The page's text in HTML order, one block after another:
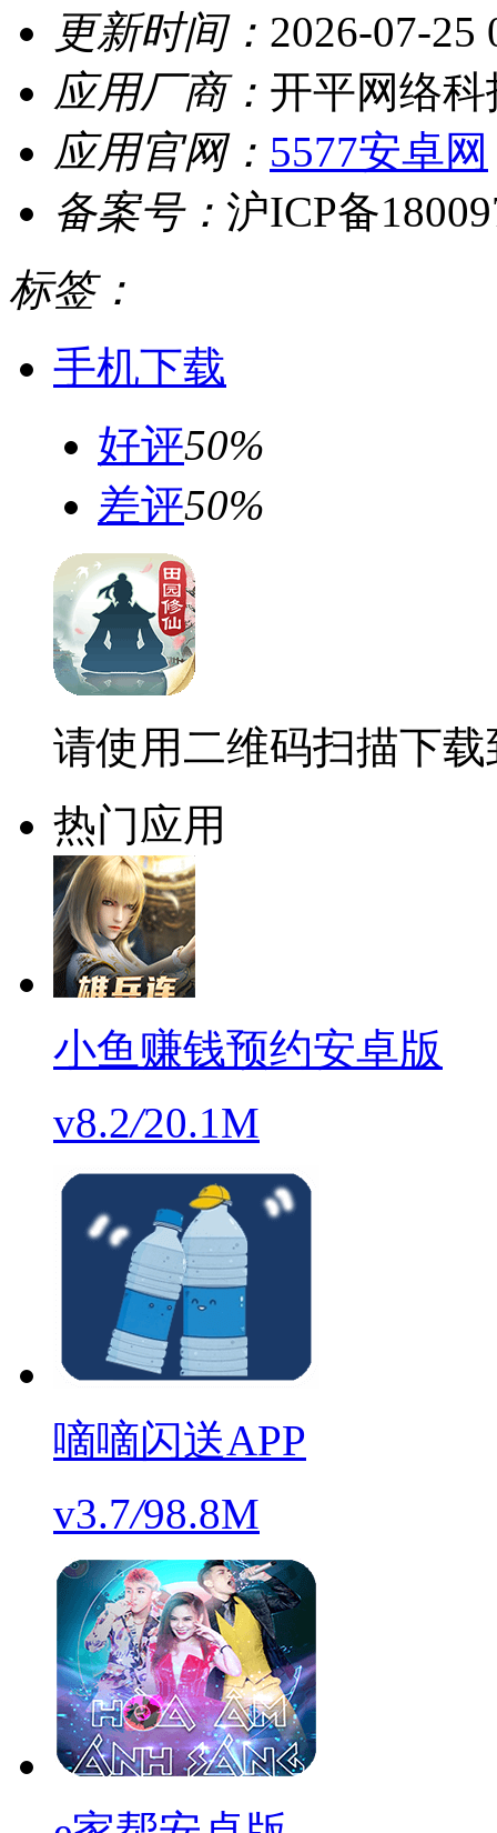
更新时间： 2026-07-25
应用厂商： 开平网络
应用官网： 5577安卓网
备案号： 沪ICP备
标签：
手机下载
好评50%
差评50%
请使用二维码扫描下
热门应用
小鱼赚钱预约安卓版
v8.2/20.1M
嘀嘀闪送APP
v3.7/98.8M